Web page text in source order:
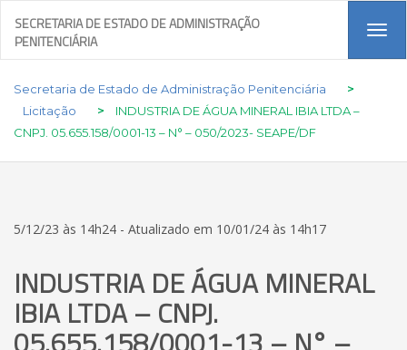
SECRETARIA DE ESTADO DE ADMINISTRAÇÃO
PENITENCIÁRIA
Secretaria de Estado de Administração Penitenciária
>
Licitação
>
INDUSTRIA DE ÁGUA MINERAL IBIA LTDA –
CNPJ. 05.655.158/0001-13 – N° – 050/2023- SEAPE/DF
5/12/23 às 14h24 - Atualizado em 10/01/24 às 14h17
INDUSTRIA DE ÁGUA MINERAL
IBIA LTDA – CNPJ.